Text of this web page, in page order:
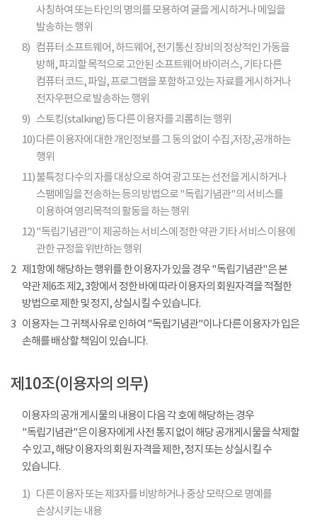
사칭하여 또는 타인의 명의를 모용하여 글을 게시하거나 메일을
발송하는 행위
8) 컴퓨터 소프트웨어, 하드웨어, 전기통신 장비의 정상적인 가동을
방해, 파괴할 목적으로 고안된 소프트웨어 바이러스, 기타 다른
컴퓨터 코드, 파일, 프로그램을 포함하고 있는 자료를 게시하거나
전자우편으로 발송하는 행위
9) 스토킹(stalking) 등 다른 이용자를 괴롭히는 행위
10)다른 이용자에 대한 개인정보를 그 동의 없이 수집,저장,공개하는
행위
11)불특정 다수의 자를 대상으로 하여 광고 또는 선전을 게시하거나
스팸메일을 전송하는 등의 방법으로 "독립기념관"의 서비스를
이용하여 영리목적의 활동을 하는 행위
12)"독립기념관"이 제공하는 서비스에 정한 약관 기타 서비스 이용에
관한 규정을 위반하는 행위
2 제1항에 해당하는 행위를 한 이용자가 있을 경우 "독립기념관"은 본
약관 제6조 제2, 3항에서 정한 바에 따라 이용자의 회원자격을 적절한
방법으로 제한 및 정지, 상실시킬 수 있습니다.
3 이용자는 그 귀책사유로 인하여 "독립기념관"이나 다른 이용자가 입은
손해를 배상할 책임이 있습니다.
제10조(이용자의 의무)
이용자의 공개 게시물의 내용이 다음 각 호에 해당하는 경우
"독립기념관"은 이용자에게 사전 통지 없이 해당 공개게시물을 삭제할
수 있고, 해당 이용자의 회원 자격을 제한, 정지 또는 상실시킬 수
있습니다.
1) 다른 이용자 또는 제3자를 비방하거나 중상 모략으로 명예를
손상시키는 내용